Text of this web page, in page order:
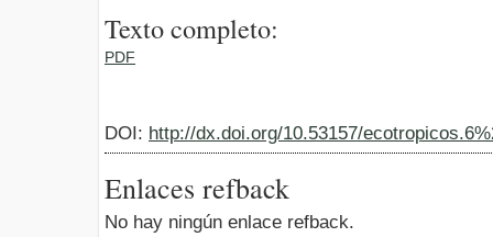
Texto completo:
PDF
DOI: http://dx.doi.org/10.53157/
Enlaces refback
No hay ningún enlace refback.